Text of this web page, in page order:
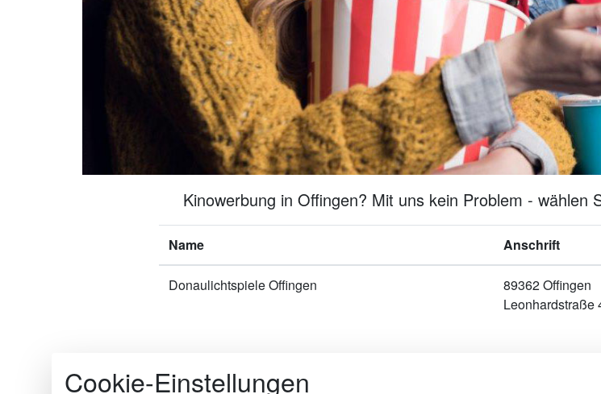
Kinowerbung in Offingen? Mit uns kein Problem - wählen
Name Anschrift
Donaulichtspiele Offingen
89362 Offingen
Leonhardstraße
Die Kinomakler
Cookie-Einstellungen